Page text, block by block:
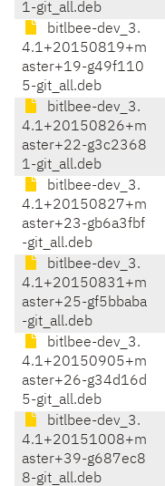
1-git_all.deb
bitlbee-dev_3.
4.1+20150819+m
aster+19-g49f110
5-git_all.deb
bitlbee-dev_3.
4.1+20150826+m
aster+22-g3c2368
1-git_all.deb
bitlbee-dev_3.
4.1+20150827+m
aster+23-gb6a3fbf
-git_all.deb
bitlbee-dev_3.
4.1+20150831+m
aster+25-gf5bbaba
-git_all.deb
bitlbee-dev_3.
4.1+20150905+m
aster+26-g34d16d
5-git_all.deb
bitlbee-dev_3.
4.1+20151008+m
aster+39-g687ec8
8-git_all.deb